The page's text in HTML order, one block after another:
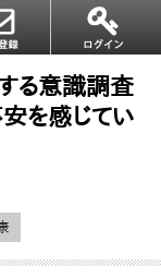
る意識調査
を感じてい